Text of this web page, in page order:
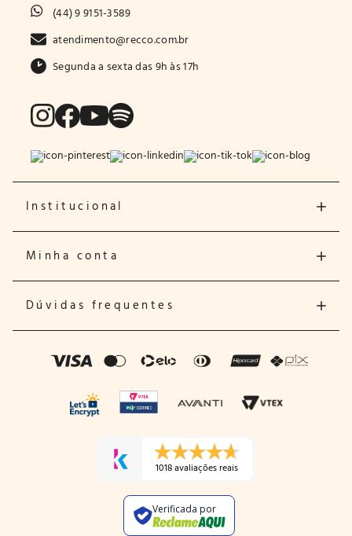
(44) 9 9151-3589
atendimento@recco.com.br
Segunda a sexta das 9h às 17h
Institucional
Minha conta
Dúvidas frequentes
1018 avaliações reais
Verificada por